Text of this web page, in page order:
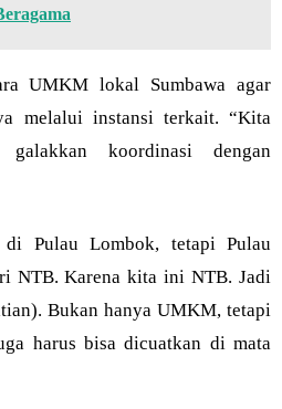
UMKM lokal Sumbawa agar
melalui instansi terkait. “Kita
koordinasi dengan
di Pulau Lombok, tetapi Pulau
NTB. Karena kita ini NTB. Jadi
Bukan hanya UMKM, tetapi
harus bisa dicuatkan di mata